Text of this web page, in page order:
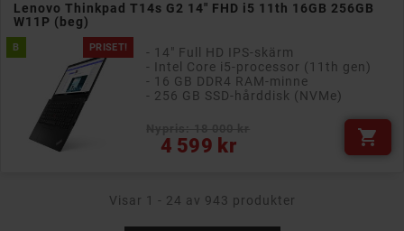
Lenovo Thinkpad T14s G2 14" FHD i5 11th 16GB 256GB
W11P (beg)
PRISET!
B
- 14" Full HD IPS-skärm
- Intel Core i5-processor (11th gen)
- 16 GB DDR4 RAM-minne
- 256 GB SSD-hårddisk (NVMe)
4 599 kr
Pris 
Visar 1 - 24 av 943 produkter